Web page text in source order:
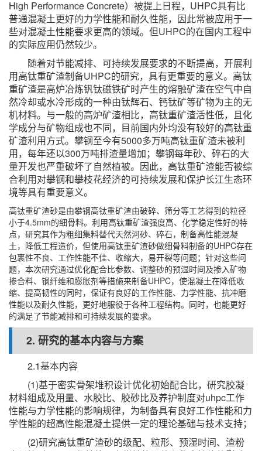
High Performance Concrete）被提上日程，UHPC具有比
普通混凝土更好的力学性能和耐久性能，因此常被应用于一
些对混凝土性能要求更高的领域。但UHPC的在国内工程中
的实际应用仍然较少。
随着对节能减排、可持续发展要求的不断提高，开展利
用高钛重矿渣制备UHPC的研究，具有更重要的意义。高钛
重矿渣是高炉冶炼钒钛磁铁矿时产生的熔融矿渣在空气中自
然冷却或水冷形成的一种由钛辉石、钙钛矿等矿物为主的无
机材料。与一般的高炉矿渣相比，高钛重矿渣活性低，且化
学成分与矿物组成也不同，目前国内外均没有较好的高钛重
矿渣利用方式。攀钢至今有5000多万吨高钛重矿渣未被利
用，每年还以300万吨排渣量增加；攀钢每年砂、碎石的大
量开发也严重破坏了自然植被。因此，高钛重矿渣能否被综
合利用对攀钢和攀枝花经济的可持续发展和保护长江生态环
境等具有重要意义。
高钛重矿渣砂是由攀钢高钛重矿渣由破碎、筛分等工艺得到的粒径
小于4.5mm的细骨料。利用高钛重矿渣强度高、化学稳定性好的特
点，研究其作为粗细集料替代天然河砂、碎石，制备高性能混凝
土，降低工程造价，但使用高钛重矿渣砂做细骨料制备的UHPC存在
包裹性不良、工作性能不佳、收缩大，易开裂等问题；针对这些问
题，本次研究通过优化配合比参数、调整砂的预湿时间及掺入矿物
掺合料、钢纤维和膨胀剂等措施来制备UHPC，使混凝土在降低收
缩、提高韧性的同时，保证有良好的工作性能、力学性能、抗冲磨
性能以及耐久性能，更好地服役于各种工程结构。同时，也能更好
的满足了节能减排和可持续发展的要求。
2. 研究的基本内容与方案
2.1基本内容
(1)基于密实骨架堆积设计优化初始配合比，研究胶凝
材料组成及用量、水胶比、胶砂比及养护制度对uhpc工作
性能与力学性能的影响规律，为制备具有良好工作性能和力
学性能的超高性能混凝土提供一定的理论基础与技术支持；
(2)研究高钛重矿渣砂的级配、粒形、预湿时间、渣粉